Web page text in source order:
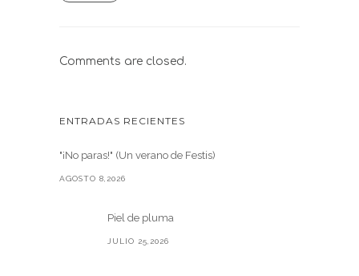
Comments are closed.
ENTRADAS RECIENTES
"¡No paras!" (Un verano de Festis)
AGOSTO 8,2026
Piel de pluma
JULIO 25,2026